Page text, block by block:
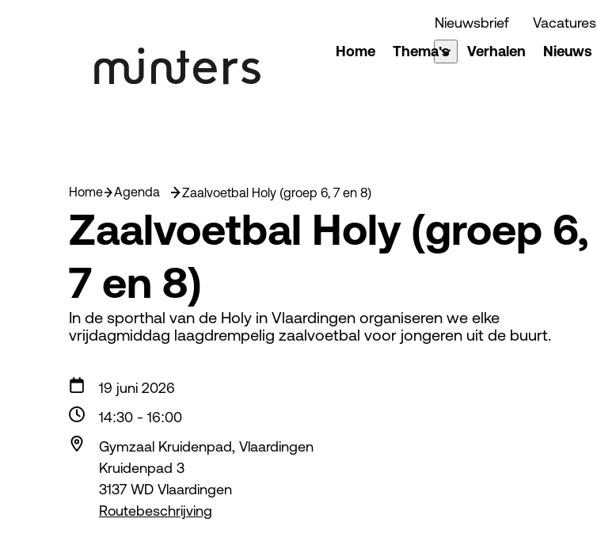
Nieuwsbrief Vacatures
Home
Thema's Verhalen Nieuws
Zaalvoetbal Holy (groep 6,
7 en 8)
In de sporthal van de Holy in Vlaardingen organiseren we elke
vrijdagmiddag laagdrempelig zaalvoetbal voor jongeren uit de buurt.
19 juni 2026
14:30- 16:00
Gymzaal Kruidenpad, Vlaardingen
Kruidenpad 3
3137 WD Vlaardingen
Routebeschrijving
Home Agenda Zaalvoetbal Holy (groep 6, 7 en 8)